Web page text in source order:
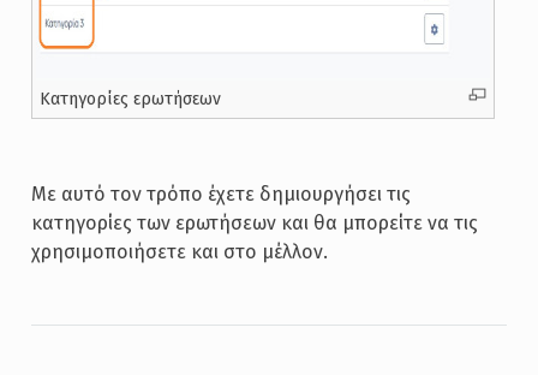
Κατηγορίες ερωτήσεων
Με αυτό τον τρόπο έχετε δημιουργήσει τις
κατηγορίες των ερωτήσεων και θα μπορείτε να τις
χρησιμοποιήσετε και στο μέλλον.